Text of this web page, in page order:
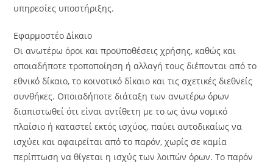
υπηρεσίες υποστήριξης.
Εφαρμοστέο Δίκαιο
Οι ανωτέρω όροι και προϋποθέσεις χρήσης, καθώς και
οποιαδήποτε τροποποίηση ή αλλαγή τους διέπονται από το
εθνικό δίκαιο, το κοινοτικό δίκαιο και τις σχετικές διεθνείς
συνθήκες. Οποιαδήποτε διάταξη των ανωτέρω όρων
διαπιστωθεί ότι είναι αντίθετη με το ως άνω νομικό
πλαίσιο ή καταστεί εκτός ισχύος, παύει αυτοδικαίως να
ισχύει και αφαιρείται από το παρόν, χωρίς σε καμία
περίπτωση να θίγεται η ισχύς των λοιπών όρων. Το παρόν